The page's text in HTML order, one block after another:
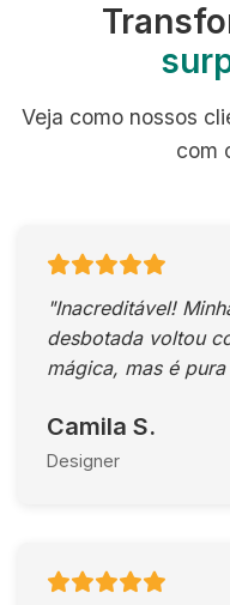
Veja como nossos
com
"Inacreditável!
desbotada voltou
mágica, mas é
Camila S.
Designer